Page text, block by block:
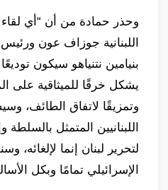
وحذر حمادة من أن “أي
اللبنانية جوزاف عون
بنيامين نتنياهو سيكون
يشكل خرقًا للميثاقية على
وتمزيقًا لاتفاق الطائف،
اللبنانيين المتمثل بالسلطة
لتحرير لبنان إنما لإلغائه،
الإسرائيلي تمامًا وبكل